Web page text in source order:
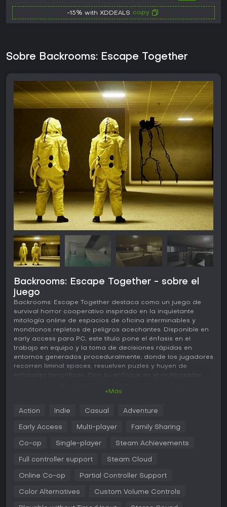
-15% with XDDEALS copy
Sobre Backrooms: Escape Together
Backrooms: Escape Together - sobre el
juego
Backrooms: Escape Together destaca como un juego de
survival horror cooperativo inspirado en la inquietante
mitología online de espacios de oficina interminables y
monótonos repletos de peligros acechantes. Disponible en
early access para PC, este título pone el énfasis en el
trabajo en equipo y la toma de decisiones rápidas en
entornos generados proceduralmente, donde los jugadores
recorren liminal spaces, resuelven puzles y huyen de
entidades terroríficas. Con su enfoque en el multijugador
elementos casuales en una experiencia tensa e
gira en torno a la exploración, supervivencia y escape en
beben directamente de la lore de Backrooms. Los
una avería en el ascensor, con objetivos centrados en
sobrevivir a encuentros con entidades y hallar salidas.
+Más
Action Indie Casual Adventure
Early Access Multi-player Family Sharing
Co-op Single-player Steam Achievements
Full controller support Steam Cloud
Online Co-op Partial Controller Support
Color Alternatives Custom Volume Controls